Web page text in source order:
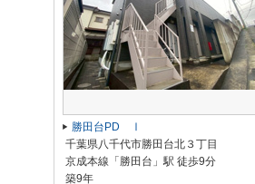
勝田台PD Ⅰ
千葉県八千代市勝田台北３丁目
京成本線「勝田台」駅 徒歩9分
築9年